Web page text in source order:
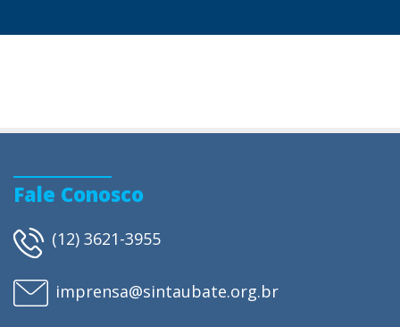
Fale Conosco
(12) 3621-3955
imprensa@sintaubate.org.br